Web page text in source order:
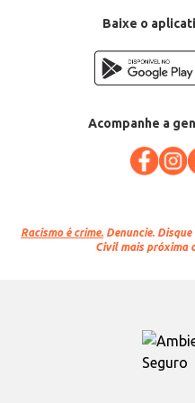
Baixe o
Acompanhe a
Racismo é crime. Denuncie.
Civil mais próxima